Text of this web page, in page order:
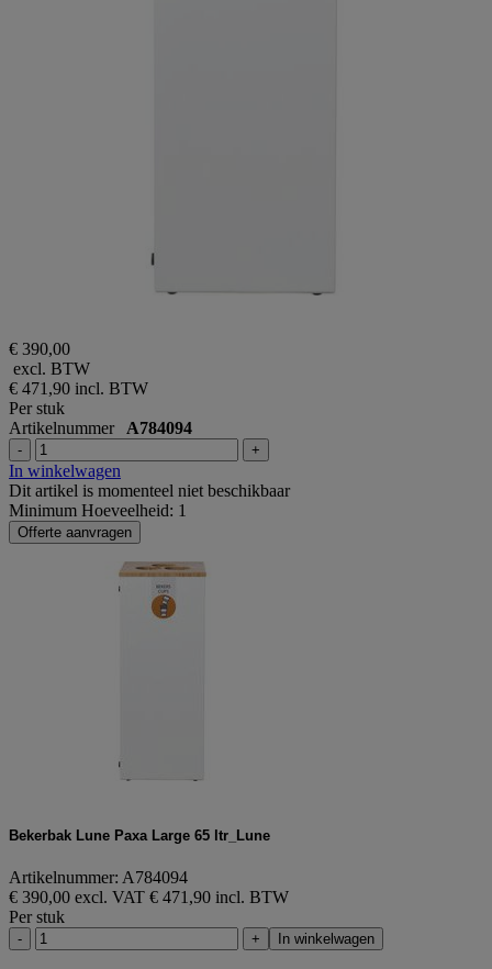
€ 390,00
excl. BTW
€ 471,90 incl. BTW
Per stuk
Artikelnummer A784094
- +
In winkelwagen
Dit artikel is momenteel niet beschikbaar
Minimum Hoeveelheid: 1
Offerte aanvragen
Bekerbak Lune Paxa Large 65 ltr_Lune
Artikelnummer: A784094
€ 390,00 excl. VAT € 471,90 incl. BTW
Per stuk
- + In winkelwagen